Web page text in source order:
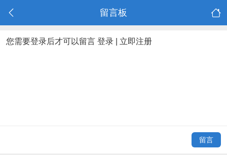
留言板
您需要登录后才可以留言 登录 立即注册
留言